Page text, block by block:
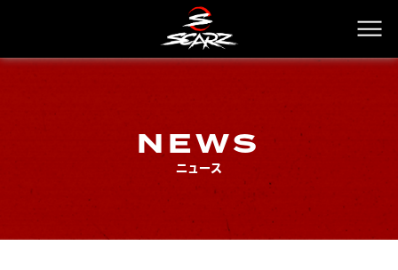
NEWS
ニュース